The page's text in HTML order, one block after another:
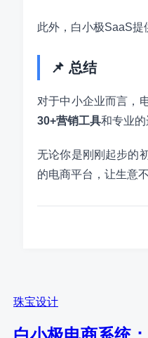
此外，白小极SaaS提
📌 总结
对于中小企业而言，
30+营销工具和专业的
无论你是刚刚起步的
的电商平台，让生意
珠宝设计